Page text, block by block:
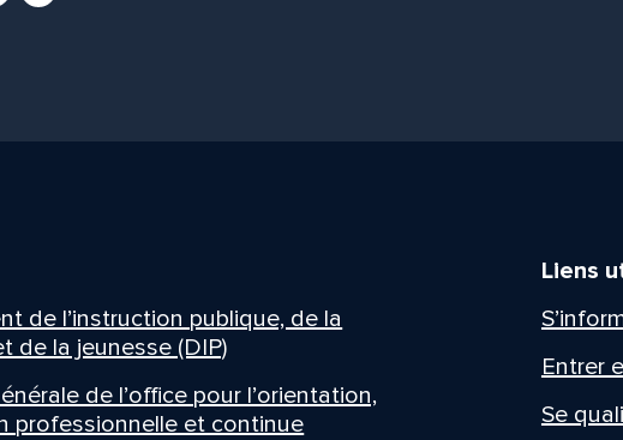
de l’instruction publique, de la
de la jeunesse (DIP)
de l’office pour l’orientation,
professionnelle et continue
Liens
Entrer
Se